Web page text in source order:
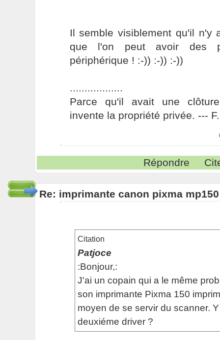
Il semble visiblement qu'il n'y
que l'on peut avoir des
périphérique ! :-)) :-)) :-))
..................
Parce qu'il avait une
invente la propriété privée. ---
Répondre
Re: imprimante canon pixma mp150
Citation
Patjoce
:Bonjour,:
J'ai un copain qui a le même
son imprimante Pixma 150
moyen de se servir du scanner.
deuxiéme driver ?